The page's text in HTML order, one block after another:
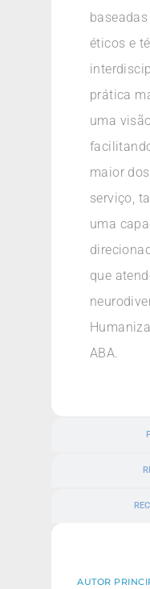
éticos e
prática
uma
maior
serviço,
uma
que
ABA.
AUTOR